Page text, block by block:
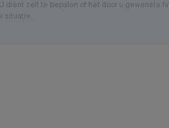
dient zelf te bepalen of het door u gewenste
situatie.